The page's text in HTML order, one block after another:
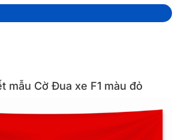
mẫu Cờ Đua xe F1 màu đỏ